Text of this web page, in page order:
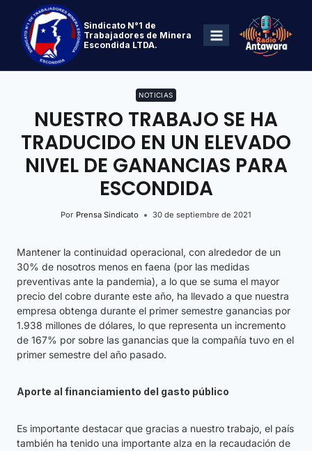
Sindicato N°1 de
Trabajadores de Minera
Escondida LTDA.
NOTICIAS
NUESTRO TRABAJO SE HA
TRADUCIDO EN UN ELEVADO
NIVEL DE GANANCIAS PARA
ESCONDIDA
Por Prensa Sindicato 30 de septiembre de 2021
Mantener la continuidad operacional, con alrededor de un
30% de nosotros menos en faena (por las medidas
preventivas ante la pandemia), a lo que se suma el mayor
precio del cobre durante este año, ha llevado a que nuestra
empresa obtenga durante el primer semestre ganancias por
1.938 millones de dólares, lo que representa un incremento
de 167% por sobre las ganancias que la compañía tuvo en el
primer semestre del año pasado.
Aporte al financiamiento del gasto público
Es importante destacar que gracias a nuestro trabajo, el país
también ha tenido una importante alza en la recaudación de